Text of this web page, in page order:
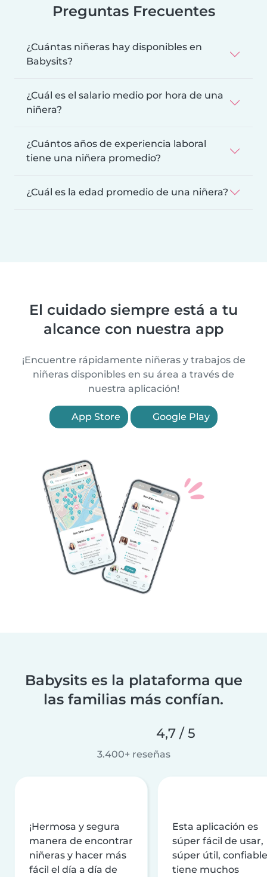
Preguntas Frecuentes
¿Cuántas niñeras hay disponibles en
Babysits?
¿Cuál es el salario medio por hora de una
niñera?
¿Cuántos años de experiencia laboral
tiene una niñera promedio?
¿Cuál es la edad promedio de una niñera?
El cuidado siempre está a tu
alcance con nuestra app
¡Encuentre rápidamente niñeras y trabajos de
niñeras disponibles en su área a través de
nuestra aplicación!
App Store Google Play
Babysits es la plataforma que
las familias más confían.
4,7 / 5
3.400+ reseñas
¡Hermosa y segura
manera de encontrar
niñeras y hacer más
fácil el día a día de
Esta aplicación es
súper fácil de usar,
súper útil,
tiene muchos